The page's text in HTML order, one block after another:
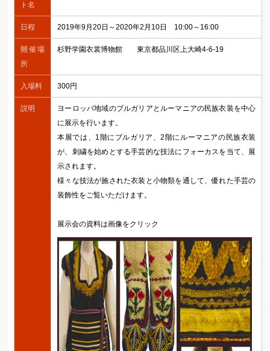
ト名
日程 2019年9月20日～2020年2月10日 10:00～16:00
開催場
所
杉野学園衣裳博物館 東京都品川区上大崎4-6-19
入場料 300円
説明
ヨーロッパ地域のブルガリアとルーマニアの民族衣装を中心
に展示を行います。
本展では、1階にブルガリア、2階にルーマニアの民族衣装
が、刺繍を始めとする手芸的な技法にフォーカスを当て、展
示されます。
様々な技法が施された衣装と小物類を通して、優れた手芸の
装飾性をご覧いただけます。
展示会の資料は画像をクリック